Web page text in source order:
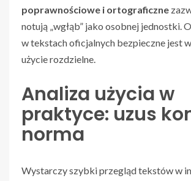
poprawnościowe i ortograficzne
notują „wgłąb” jako osobnej jednostki.
w tekstach oficjalnych bezpieczne jest
użycie rozdzielne.
Analiza użycia w
praktyce: uzus
norma
Wystarczy szybki przegląd tekstów w